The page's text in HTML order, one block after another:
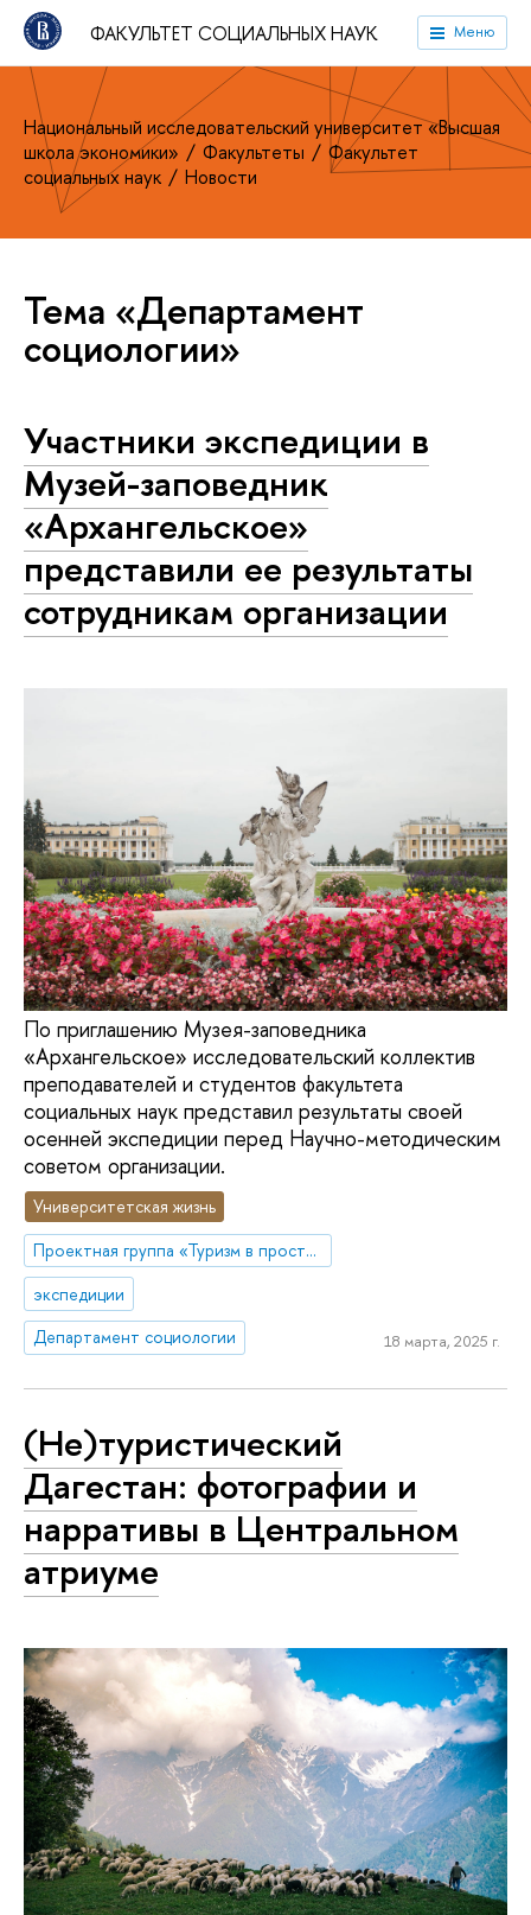
ФАКУЛЬТЕТ СОЦИАЛЬНЫХ НАУК Меню
Национальный исследовательский университет «Высшая
школа экономики»
Факультеты
Факультет
социальных наук
Новости
Тема «Департамент
социологии»
Участники экспедиции в
Музей-заповедник
«Архангельское»
представили ее результаты
сотрудникам организации
По приглашению Музея-заповедника
«Архангельское» исследовательский коллектив
преподавателей и студентов факультета
социальных наук представил результаты своей
осенней экспедиции перед Научно-методическим
советом организации.
Университетская жизнь
Проектная группа «Туризм в пространстве стилей жизни»
экспедиции
Департамент социологии
18 марта, 2025 г.
(Не)туристический
Дагестан: фотографии и
нарративы в Центральном
атриуме